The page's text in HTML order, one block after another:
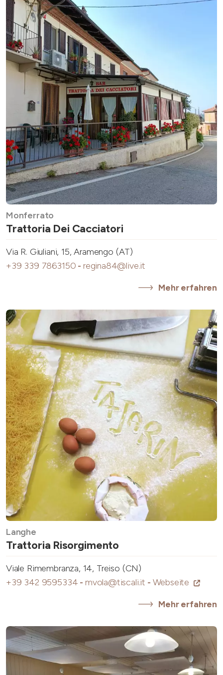
Monferrato
Trattoria Dei Cacciatori
Via R. Giuliani, 15, Aramengo (AT)
+39 339 7863150 - regina84@live.it
Mehr erfahren
Langhe
Trattoria Risorgimento
Viale Rimembranza, 14, Treiso (CN)
+39 342 9595334 - mvola@tiscali.it - Webseite
Mehr erfahren